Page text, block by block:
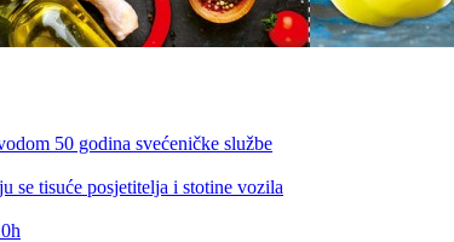
50 godina svećeničke službe
se tisuće posjetitelja i stotine vozila